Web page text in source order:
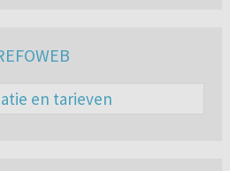
en tarieven